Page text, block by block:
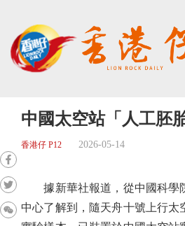
中國太空站「人工胚
香港仔 P12 2026-05-14
據新華社報道，從中國科學
中心了解到，隨天舟十號上行太